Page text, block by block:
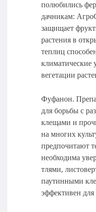
полюбились
дачникам:
защищает
растения в
теплиц
климатические
вегетации
Фуфанон.
для борьбы с
клещами и
на многих
предпочитают
необходима
тлями,
паутинными
эффективен для